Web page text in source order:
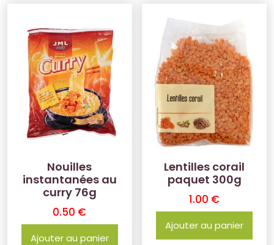
Nouilles
instantanées au
curry 76g
0.50 €
Ajouter au panier
Lentilles corail
paquet 300g
1.00 €
Ajouter au panier